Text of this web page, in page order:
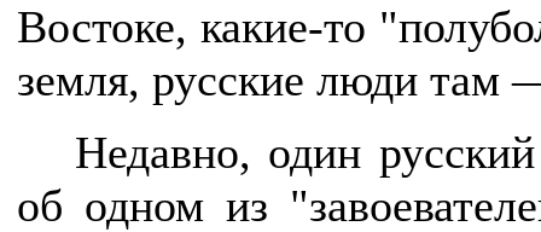
Востоке, какие-то
земля, русские люди там
Недавно, один
об одном из